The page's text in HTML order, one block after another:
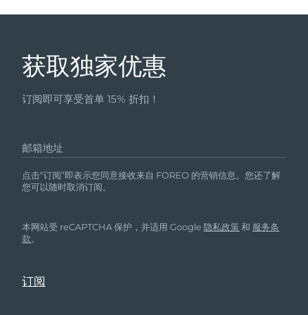
获取独家优惠
订阅即可享受首单 15% 折扣！
邮箱地址
点击“订阅”即表示您同意接收来自 FOREO 的营销信息。您还了解
您可以随时取消订阅。
本网站受 reCAPTCHA 保护，并适用 Google隐私政策 和 服务条
款。